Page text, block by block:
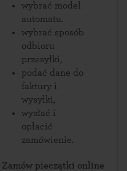
wybrać model
automatu.
wybrać sposób
odbioru
przesyłki,
podać dane do
faktury i
wysyłki,
wysłać i
opłacić
zamówienie.
Zamów pieczątki online